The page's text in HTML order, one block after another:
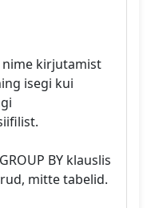
nime kirjutamist
isegi kui
BY klauslis
mitte tabelid.